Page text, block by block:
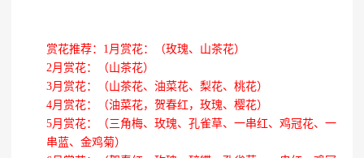
赏花推荐：1月赏花：（玫瑰、山茶花）
2月赏花：（山茶花）
3月赏花：（山茶花、油菜花、梨花、桃花）
4月赏花：（油菜花，贺春红，玫瑰、樱花）
5月赏花：（三角梅、玫瑰、孔雀草、一串红、鸡冠花、一
串蓝、金鸡菊）